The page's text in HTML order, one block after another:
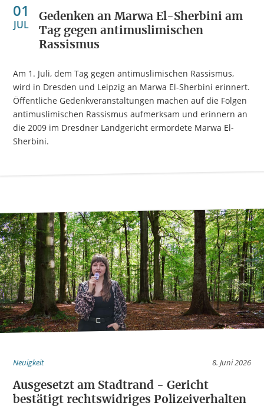
01
JUL
Gedenken an Marwa El-Sherbini am
Tag gegen antimuslimischen
Rassismus
Am 1. Juli, dem Tag gegen antimuslimischen Rassismus,
wird in Dresden und Leipzig an Marwa El-Sherbini erinnert.
Öffentliche Gedenkveranstaltungen machen auf die Folgen
antimuslimischen Rassismus aufmerksam und erinnern an
die 2009 im Dresdner Landgericht ermordete Marwa El-
Sherbini.
Neuigkeit 8. Juni 2026
Ausgesetzt am Stadtrand - Gericht
bestätigt rechtswidriges Polizeiverhalten